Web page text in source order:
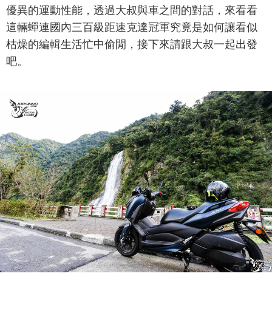
優異的運動性能，透過大叔與車之間的對話，來看看
這輛蟬連國內三百級距速克達冠軍究竟是如何讓看似
枯燥的編輯生活忙中偷閒，接下來請跟大叔一起出發
吧。